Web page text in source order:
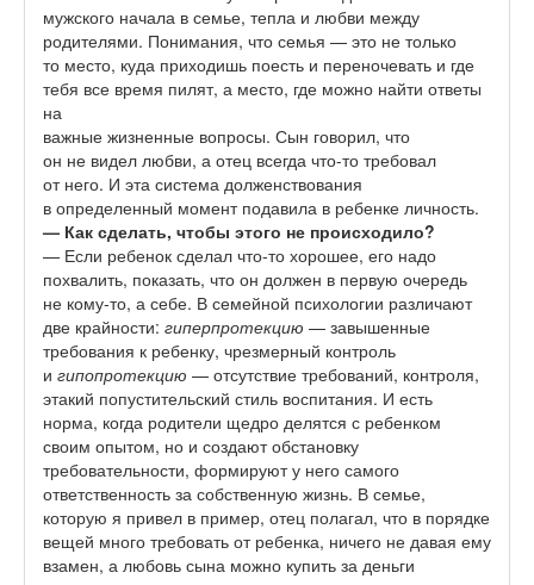
мужского начала в семье, тепла и любви между
родителями. Понимания, что семья — это не только
то место, куда приходишь поесть и переночевать и где
тебя все время пилят, а место, где можно найти ответы
на
важные жизненные вопросы. Сын говорил, что
он не видел любви, а отец всегда что-то требовал
от него. И эта система долженствования
в определенный момент подавила в ребенке личность.
— Как сделать, чтобы этого не происходило?
— Если ребенок сделал что-то хорошее, его надо
похвалить, показать, что он должен в первую очередь
не кому-то, а себе. В семейной психологии различают
две крайности: гиперпротекцию — завышенные
требования к ребенку, чрезмерный контроль
и гипопротекцию — отсутствие требований, контроля,
этакий попустительский стиль воспитания. И есть
норма, когда родители щедро делятся с ребенком
своим опытом, но и создают обстановку
требовательности, формируют у него самого
ответственность за собственную жизнь. В семье,
которую я привел в пример, отец полагал, что в порядке
вещей много требовать от ребенка, ничего не давая ему
взамен, а любовь сына можно купить за деньги